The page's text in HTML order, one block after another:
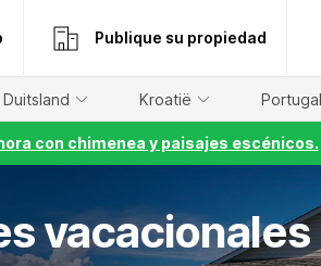
Publique su propiedad
Duitsland Kroatië Portugal
con chimenea y paisajes escénicos.
vacacionales